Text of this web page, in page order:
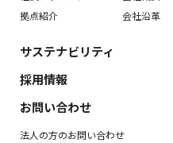
拠点紹介
会社沿革
サステナビリティ
採用情報
お問い合わせ
法人の方のお問い合わせ